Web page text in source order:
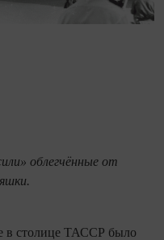
облегчённые от
в столице ТАССР было